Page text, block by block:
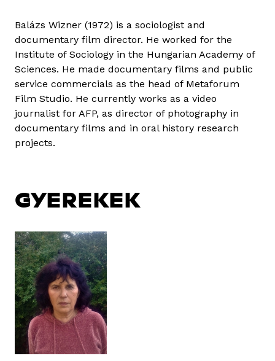
Balázs Wizner (1972) is a sociologist and
documentary film director. He worked for the
Institute of Sociology in the Hungarian Academy of
Sciences. He made documentary films and public
service commercials as the head of Metaforum
Film Studio. He currently works as a video
journalist for AFP, as director of photography in
documentary films and in oral history research
projects.
GYEREKEK